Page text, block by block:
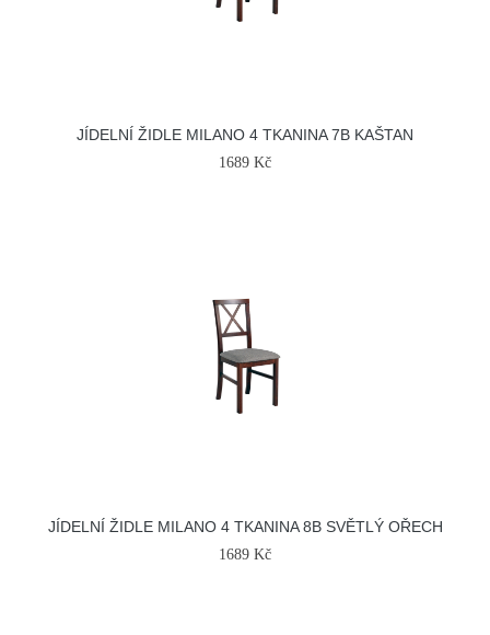
JÍDELNÍ ŽIDLE MILANO 4 TKANINA 7B KAŠTAN
1689 Kč
JÍDELNÍ ŽIDLE MILANO 4 TKANINA 8B SVĚTLÝ OŘECH
1689 Kč